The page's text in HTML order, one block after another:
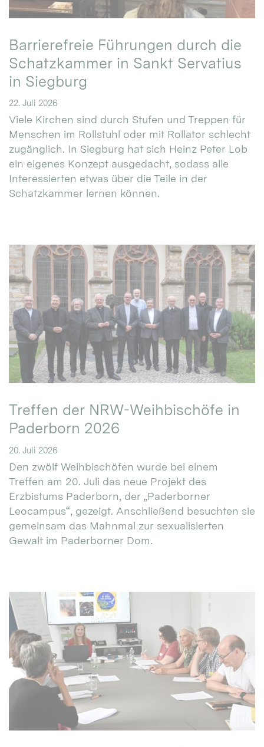
Barrierefreie Führungen durch die
Schatzkammer in Sankt Servatius
in Siegburg
22. Juli 2026
Viele Kirchen sind durch Stufen und Treppen für
Menschen im Rollstuhl oder mit Rollator schlecht
zugänglich. In Siegburg hat sich Heinz Peter Lob
ein eigenes Konzept ausgedacht, sodass alle
Interessierten etwas über die Teile in der
Schatzkammer lernen können.
Treffen der NRW-Weihbischöfe in
Paderborn 2026
20. Juli 2026
Den zwölf Weihbischöfen wurde bei einem
Treffen am 20. Juli das neue Projekt des
Erzbistums Paderborn, der „Paderborner
Leocampus“, gezeigt. Anschließend besuchten sie
gemeinsam das Mahnmal zur sexualisierten
Gewalt im Paderborner Dom.